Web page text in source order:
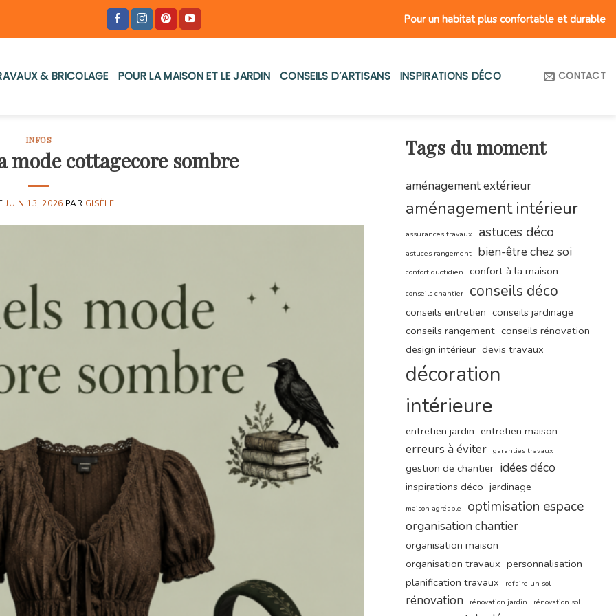
Pour un habitat plus confortable et durable
& BRICOLAGE POUR LA MAISON ET LE JARDIN CONSEILS D’ARTISANS INSPIRATIONS DÉCO CONTACT
INFOS
mode cottagecore sombre
JUIN 13, 2026 PAR GISÈLE
Tags du moment
aménagement extérieur
aménagement intérieur
assurances travaux astuces déco
astuces rangement bien-être chez soi
confort quotidien confort à la maison
conseils chantier conseils déco
conseils entretien conseils jardinage
conseils rangement conseils rénovation
design intérieur devis travaux
décoration
intérieure
entretien jardin entretien maison
erreurs à éviter garanties travaux
gestion de chantier idées déco
inspirations déco jardinage
maison agréable optimisation espace
organisation chantier
organisation maison
organisation travaux personnalisation
planification travaux
refaire un sol
rénovation rénovation jardin
rénovation sol